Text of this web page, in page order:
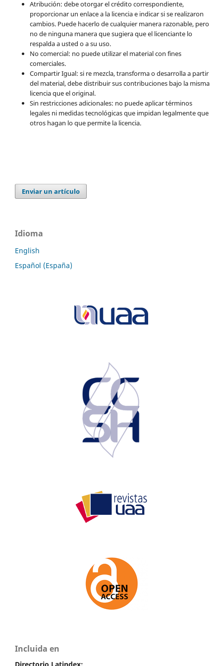
Atribución: debe otorgar el crédito correspondiente,
proporcionar un enlace a la licencia e indicar si se realizaron
cambios. Puede hacerlo de cualquier manera razonable, pero
no de ninguna manera que sugiera que el licenciante lo
respalda a usted o a su uso.
No comercial: no puede utilizar el material con fines
comerciales.
Compartir Igual: si re mezcla, transforma o desarrolla a partir
del material, debe distribuir sus contribuciones bajo la misma
licencia que el original.
Sin restricciones adicionales: no puede aplicar términos
legales ni medidas tecnológicas que impidan legalmente que
otros hagan lo que permite la licencia.
Enviar un artículo
Idioma
English
Español (España)
Incluida en